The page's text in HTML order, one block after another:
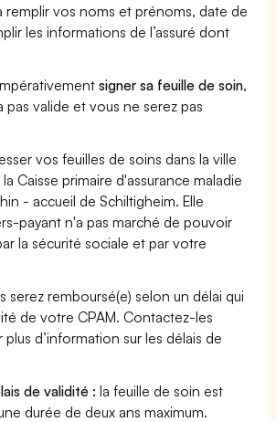
remplir vos noms et prénoms, date de
les informations de l’assuré dont
signer sa feuille de soin,
pas valide et vous ne serez pas
vos feuilles de soins dans la ville
Caisse primaire d'assurance maladie
- accueil de Schiltigheim. Elle
payant n'a pas marché de pouvoir
la sécurité sociale et par votre
serez remboursé(e) selon un délai qui
de votre CPAM. Contactez-les
d’information sur les délais de
de validité : la feuille de soin est
durée de deux ans maximum.